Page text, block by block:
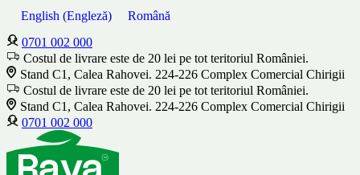
English (Engleză)
Română
0701 002 000
Costul de livrare este de 20 lei pe tot teritoriul României.
Stand C1, Calea Rahovei. 224-226 Complex Comercial Chirigii
Costul de livrare este de 20 lei pe tot teritoriul României.
Stand C1, Calea Rahovei. 224-226 Complex Comercial Chirigii
0701 002 000